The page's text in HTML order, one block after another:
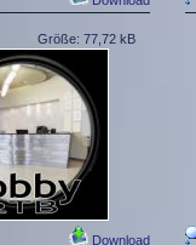
Größe: 77,72 kB
Download